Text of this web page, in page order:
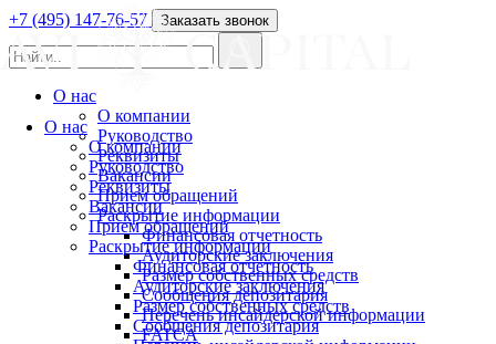
О нас
О компании
Руководство
Реквизиты
Вакансии
Прием обращений
Раскрытие информации
Финансовая отчетность
Аудиторские заключения
Размер собственных средств
Сообщения депозитария
+7 (495) 147-76-57 Заказать звонок
О нас
О компании
Руководство
Реквизиты
Вакансии
Прием обращений
Раскрытие информации
Финансовая отчетность
Аудиторские заключения
Размер собственных средств
Сообщения депозитария
Перечень инсайдерской информации
FATCA